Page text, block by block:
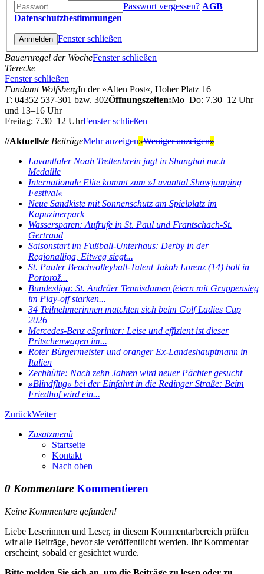
Passwort vergessen? AGB
Datenschutzbestimmungen
Fenster schließen
Bauernregel der WocheFenster schließen
Tierecke
Fenster schließen
Fundamt WolfsbergIn der »Alten Post«, Hoher Platz 16
T: 04352 537-301 bzw. 302Öffnungszeiten:Mo–Do: 7.30–12 Uhr
und 13–16 Uhr
Freitag: 7.30–12 UhrFenster schließen
//Aktuellste BeiträgeMehr anzeigen»Weniger anzeigen»
Lavanttaler Noah Trettenbrein jagt in Shanghai nach
Medaille
Internationale Elite kommt zum »Lavanttal Showjumping
Festival«
Neue Sandkiste mit Sonnenschutz am Spielplatz im
Kapuzinerpark
Wassersparen: Aufrufe in St. Paul und Frantschach-St.
Gertraud
Saisonstart im Fußball-Unterhaus: Derby in der
Regionalliga, Eitweg siegt...
St. Pauler Beachvolleyball-Talent Jakob Lorenz (14) holt in
Portorož...
Bundesliga: St. Andräer Tennisdamen feiern mit Gruppensieg
im Play-off starken...
34 Teilnehmerinnen matchten sich beim Golf Ladies Cup
2026
Mercedes-Benz eSprinter: Leise und effizient ist dieser
Pritschenwagen im...
Roter Bürgermeister und oranger Ex-Landeshauptmann in
Italien
Zechhütte: Nach zehn Jahren wird neuer Pächter gesucht
»Blindflug« bei der Einfahrt in die Redinger Straße: Beim
Friedhof wird ein...
ZurückWeiter
Zusatzmenü
Startseite
Kontakt
Nach oben
0 Kommentare Kommentieren
Keine Kommentare gefunden!
Liebe Leserinnen und Leser, in diesem Kommentarbereich prüfen
wir alle Beiträge, bevor sie veröffentlicht werden. Ihr Kommentar
erscheint, sobald er gesichtet wurde.